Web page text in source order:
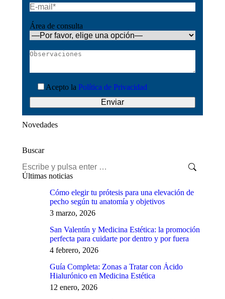
Área de consulta
Acepto la Política de Privacidad
Novedades
Buscar
Buscar:
Últimas noticias
Cómo elegir tu prótesis para una elevación de
pecho según tu anatomía y objetivos
3 marzo, 2026
San Valentín y Medicina Estética: la promoción
perfecta para cuidarte por dentro y por fuera
4 febrero, 2026
Guía Completa: Zonas a Tratar con Ácido
Hialurónico en Medicina Estética
12 enero, 2026